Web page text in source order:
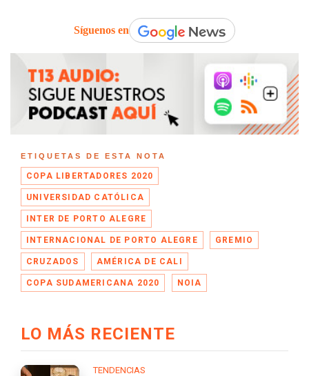
Síguenos en
ETIQUETAS DE ESTA NOTA
COPA LIBERTADORES 2020
UNIVERSIDAD CATÓLICA
INTER DE PORTO ALEGRE
INTERNACIONAL DE PORTO ALEGRE GREMIO
CRUZADOS AMÉRICA DE CALI
COPA SUDAMERICANA 2020 NOIA
LO MÁS RECIENTE
TENDENCIAS